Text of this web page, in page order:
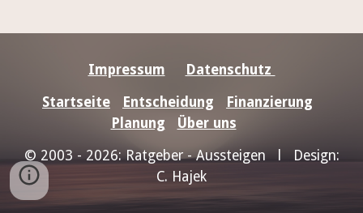
Impressum
Datenschutz
Startseite
Entscheidung
Finanzierung
Planung
Über uns
© 2003 - 2026: Ratgeber - Aussteigen l Design:
C. Hajek